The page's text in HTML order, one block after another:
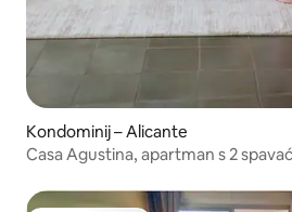
Kondominij – Alicante
Casa Agustina, apartman s 2